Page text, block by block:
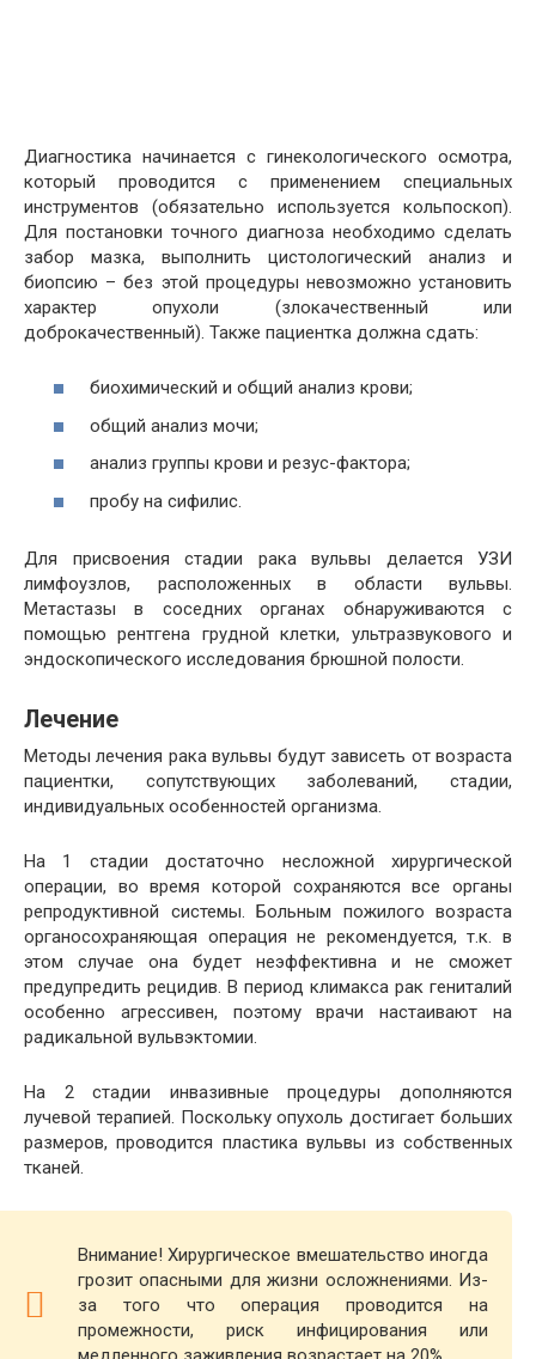
Диагностика начинается с гинекологического осмотра,
который проводится с применением специальных
инструментов (обязательно используется кольпоскоп).
Для постановки точного диагноза необходимо сделать
забор мазка, выполнить цистологический анализ и
биопсию – без этой процедуры невозможно установить
характер опухоли (злокачественный или
доброкачественный). Также пациентка должна сдать:
биохимический и общий анализ крови;
общий анализ мочи;
анализ группы крови и резус-фактора;
пробу на сифилис.
Для присвоения стадии рака вульвы делается УЗИ
лимфоузлов, расположенных в области вульвы.
Метастазы в соседних органах обнаруживаются с
помощью рентгена грудной клетки, ультразвукового и
эндоскопического исследования брюшной полости.
Лечение
Методы лечения рака вульвы будут зависеть от возраста
пациентки, сопутствующих заболеваний, стадии,
индивидуальных особенностей организма.
На 1 стадии достаточно несложной хирургической
операции, во время которой сохраняются все органы
репродуктивной системы. Больным пожилого возраста
органосохраняющая операция не рекомендуется, т.к. в
этом случае она будет неэффективна и не сможет
предупредить рецидив. В период климакса рак гениталий
особенно агрессивен, поэтому врачи настаивают на
радикальной вульвэктомии.
На 2 стадии инвазивные процедуры дополняются
лучевой терапией. Поскольку опухоль достигает больших
размеров, проводится пластика вульвы из собственных
тканей.
Внимание! Хирургическое вмешательство иногда
грозит опасными для жизни осложнениями. Из-
за того что операция проводится на
промежности, риск инфицирования или